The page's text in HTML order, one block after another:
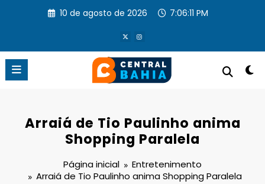
10 de agosto de 2026 7:06:11 PM
Arraiá de Tio Paulinho anima
Shopping Paralela
Página inicial
Entretenimento
Arraiá de Tio Paulinho anima Shopping Paralela